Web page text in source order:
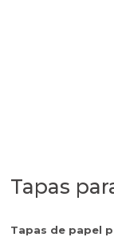
Tapas
Tapas de papel